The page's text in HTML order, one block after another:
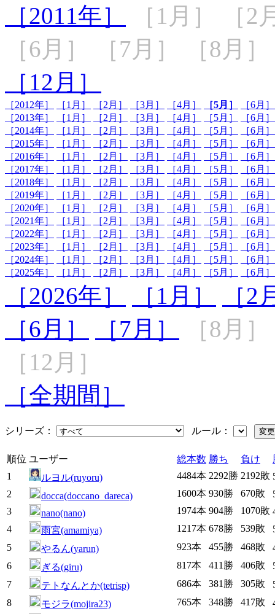
［2011年］
［1月］
［2
［6月］
［7月］
［8月］
［12月］
［2012年］ ［1月］ ［2月］ ［3月］ ［4月］ ［5月］
［6月］
［2013年］
［1月］ ［2月］ ［3月］ ［4月］ ［5月］
［6月］
［2014年］
［1月］ ［2月］ ［3月］ ［4月］ ［5月］
［6月］
［2015年］
［1月］ ［2月］ ［3月］ ［4月］ ［5月］
［6月］
［2016年］
［1月］ ［2月］ ［3月］ ［4月］ ［5月］
［6月］
［2017年］
［1月］ ［2月］ ［3月］ ［4月］ ［5月］
［6月］
［2018年］
［1月］ ［2月］ ［3月］ ［4月］ ［5月］
［6月］
［2019年］
［1月］ ［2月］ ［3月］ ［4月］ ［5月］
［6月］
［2020年］
［1月］ ［2月］ ［3月］ ［4月］ ［5月］
［6月］
［2021年］
［1月］ ［2月］ ［3月］ ［4月］ ［5月］
［6月］
［2022年］
［1月］ ［2月］ ［3月］ ［4月］ ［5月］
［6月］
［2023年］
［1月］ ［2月］ ［3月］ ［4月］ ［5月］
［6月］
［2024年］
［1月］ ［2月］ ［3月］ ［4月］ ［5月］
［6月］
［2025年］
［1月］ ［2月］ ［3月］ ［4月］ ［5月］ ［6月］
［2026年］ ［1月］
［2
［6月］
［7月］
［8月］
［12月］
［全期間］
シリーズ： ルール：
順位 ユーザー 総本数 勝ち 負け
1
ルヨル(ruyoru) 4484本 2292勝 2192敗
2
docca(doccano_dareca) 1600本 930勝 670敗
3
nano(nano) 1974本 904勝 1070敗
4
雨宮(amamiya) 1217本 678勝 539敗
5
やるん(yarun) 923本 455勝 468敗
6
ぎる(giru) 817本 411勝 406敗
7
テトなんとか(tetrisp) 686本 381勝 305敗
8
モジラ(mojira23) 765本 348勝 417敗